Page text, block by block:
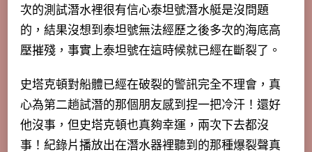
次的測試潛水裡很有信心泰坦號潛水艇是沒問題
的，結果沒想到泰坦號無法經歷之後多次的海底高
壓摧殘，事實上泰坦號在這時候就已經在斷裂了。
史塔克頓對船體已經在破裂的警訊完全不理會，真
心為第二趟試潛的那個朋友感到捏一把冷汗！還好
他沒事，但史塔克頓也真夠幸運，兩次下去都沒
事！紀錄片播放出在潛水器裡聽到的那種爆裂聲真